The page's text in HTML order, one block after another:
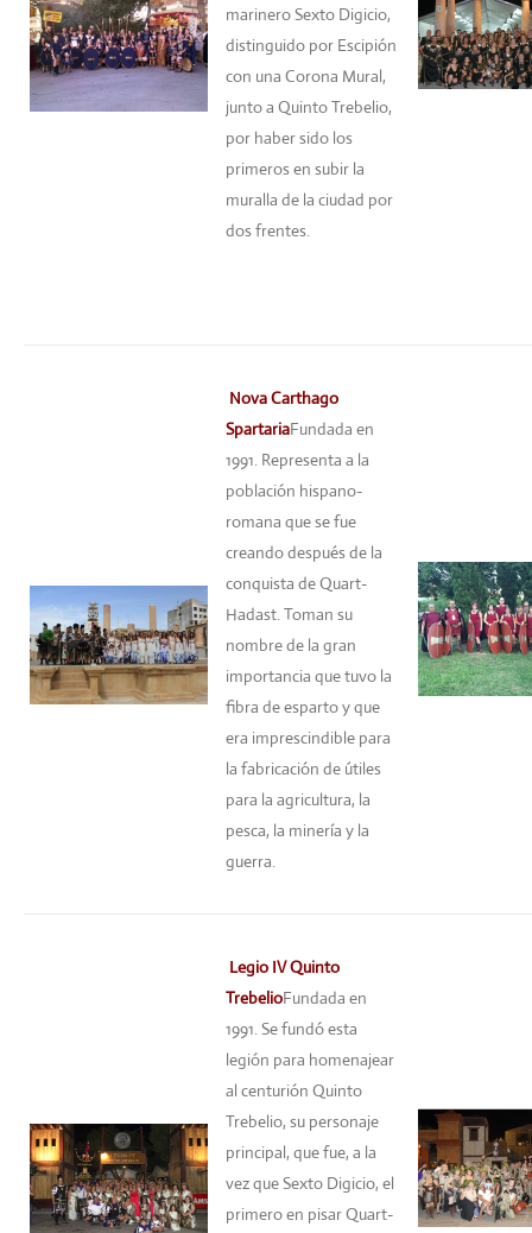
marinero Sexto Digicio,
distinguido por Escipión
con una Corona Mural,
junto a Quinto Trebelio,
por haber sido los
primeros en subir la
muralla de la ciudad por
dos frentes.
Nova Carthago
SpartariaFundada en
1991. Representa a la
población hispano-
romana que se fue
creando después de la
conquista de Quart-
Hadast. Toman su
nombre de la gran
importancia que tuvo la
fibra de esparto y que
era imprescindible para
la fabricación de útiles
para la agricultura, la
pesca, la minería y la
guerra.
Legio IV Quinto
TrebelioFundada en
1991. Se fundó esta
legión para homenajear
al centurión Quinto
Trebelio, su personaje
principal, que fue, a la
vez que Sexto Digicio, el
primero en pisar Quart-